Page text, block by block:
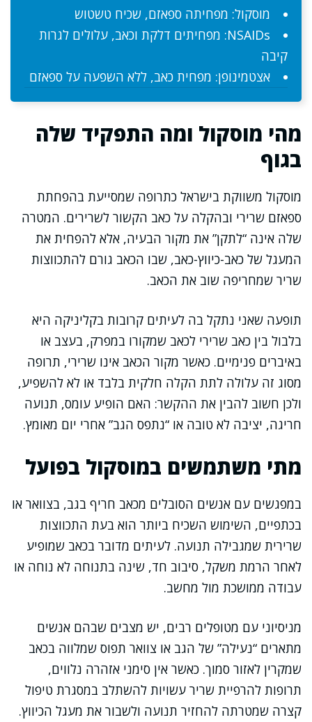
מוסקול: מפחיתה ספאזם, שכיח טשטוש
NSAIDs: מפחיתים דלקת וכאב, עלולים לגרות
קיבה
אצטמינופן: מפחית כאב, ללא השפעה על ספאזם
מהי מוסקול ומה התפקיד שלה
בגוף
מוסקול משווקת בישראל כתרופה שמסייעת בהפחתת
ספאזם שרירי ובהקלה על כאב הקשור לשרירים. המטרה
שלה אינה “לתקן” את מקור הבעיה, אלא להפחית את
המעגל של כאב-כיווץ-כאב, שבו הכאב גורם להתכווצות
שריר שמחריפה שוב את הכאב.
תופעה שאני נתקל בה לעיתים קרובות בקליניקה היא
בלבול בין כאב שרירי לכאב שמקורו במפרק, בעצב או
באיברים פנימיים. כאשר מקור הכאב אינו שרירי, תרופה
מסוג זה עלולה לתת הקלה חלקית בלבד או לא להשפיע,
ולכן חשוב להבין את ההקשר: האם הופיע עומס, תנועה
חריגה, יציבה לא טובה או “נתפס הגב” אחרי יום מאומץ.
מתי משתמשים במוסקול בפועל
במפגשים עם אנשים הסובלים מכאב חריף בגב, בצוואר או
בכתפיים, השימוש השכיח ביותר הוא בעת התכווצות
שרירית שמגבילה תנועה. לעיתים מדובר בכאב שמופיע
לאחר הרמת משקל, סיבוב חד, שינה בתנוחה לא נוחה או
עבודה ממושכת מול מחשב.
מניסיוני עם מטופלים רבים, יש מצבים שבהם אנשים
מתארים “נעילה” של הגב או צוואר תפוס שמלווה בכאב
שמקרין לאזור סמוך. כאשר אין סימני אזהרה נלווים,
תרופות להרפיית שריר עשויות להשתלב במסגרת טיפול
קצרה שמטרתה להחזיר תנועה ולשבור את מעגל הכיווץ.